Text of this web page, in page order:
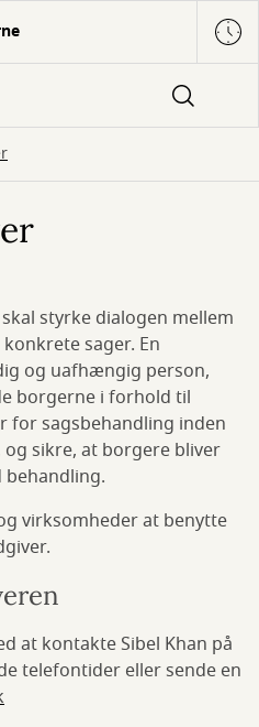
styrke dialogen mellem
sager. En
og uafhængig person,
borgerne i forhold til
for sagsbehandling inden
sikre, at borgere bliver
virksomheder at benytte
at kontakte Sibel Khan på
telefontider eller sende en